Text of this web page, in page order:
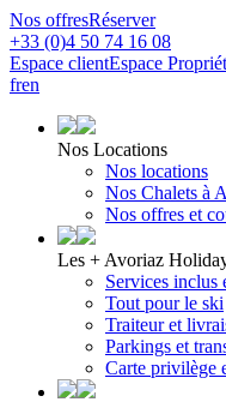
Nos offresRéserver
+33 (0)4 50 74 16 08
Espace clientEspace
fren
Nos Locations
Nos locations
Nos Chalets à
Nos offres et
Les + Avoriaz
Services inclus
Tout pour le ski
Traiteur et
Parkings et
Carte privilège